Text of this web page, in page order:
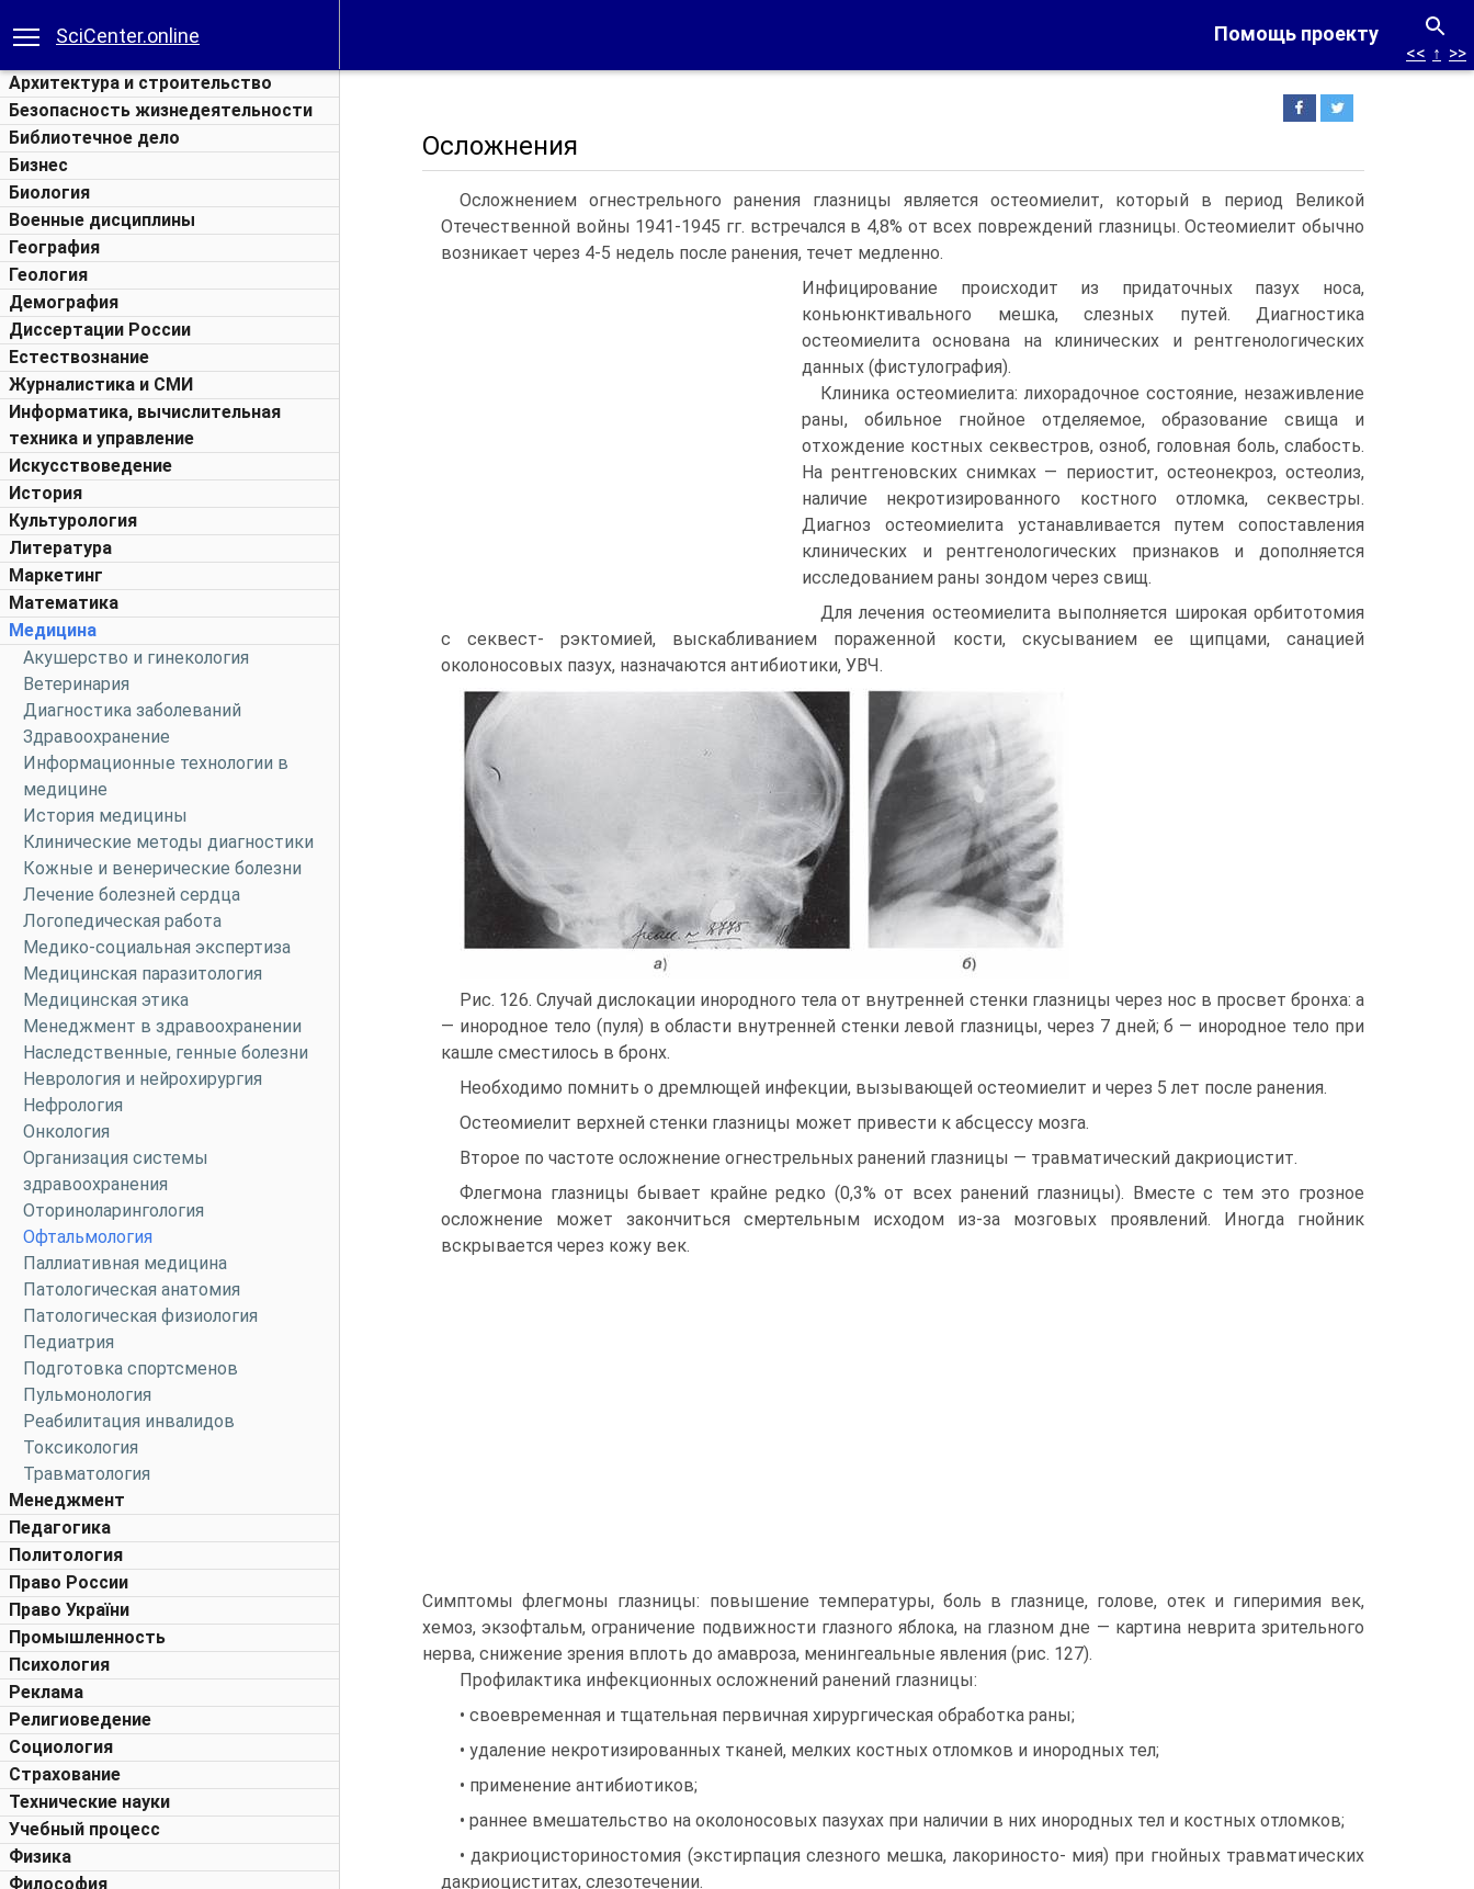
Помощь проекту
SciCenter.online
Архитектура и строительство
Безопасность жизнедеятельности
Библиотечное дело
Бизнес
Биология
Военные дисциплины
География
Геология
Демография
Диссертации России
Естествознание
Журналистика и СМИ
Информатика, вычислительная
техника и управление
Искусствоведение
История
Культурология
Литература
Маркетинг
Математика
Медицина
Акушерство и гинекология
Ветеринария
Диагностика заболеваний
Здравоохранение
Информационные технологии в
медицине
История медицины
Клинические методы диагностики
Кожные и венерические болезни
Лечение болезней сердца
Логопедическая работа
Медико-социальная экспертиза
Медицинская паразитология
Медицинская этика
Менеджмент в здравоохранении
Наследственные, генные болезни
Неврология и нейрохирургия
Нефрология
Онкология
Организация системы
здравоохранения
Оториноларингология
Офтальмология
Паллиативная медицина
Патологическая анатомия
Патологическая физиология
Педиатрия
Подготовка спортсменов
Пульмонология
Реабилитация инвалидов
Токсикология
Травматология
Менеджмент
Педагогика
Политология
Право России
Право України
Промышленность
Психология
Реклама
Религиоведение
Социология
Страхование
Технические науки
Учебный процесс
Физика
Философия
<< ↑ >>
Осложнения
Осложнением огнестрельного ранения глазницы является остеомиелит, который в период Великой
Отечественной войны 1941-1945 гг. встречался в 4,8% от всех повреждений глазницы. Остеомиелит обычно
возникает через 4-5 недель после ранения, течет медленно.
Инфицирование происходит из придаточных пазух носа,
коньюнктивального мешка, слезных путей. Диагностика
остеомиелита основана на клинических и рентгенологических
данных (фистулография).
Клиника остеомиелита: лихорадочное состояние, незаживление
раны, обильное гнойное отделяемое, образование свища и
отхождение костных секвестров, озноб, головная боль, слабость.
На рентгеновских снимках — периостит, остеонекроз, остеолиз,
наличие некротизированного костного отломка, секвестры.
Диагноз остеомиелита устанавливается путем сопоставления
клинических и рентгенологических признаков и дополняется
исследованием раны зондом через свищ.
Для лечения остеомиелита выполняется широкая орбитотомия
с секвест- рэктомией, выскабливанием пораженной кости, скусыванием ее щипцами, санацией
околоносовых пазух, назначаются антибиотики, УВЧ.
Рис. 126. Случай дислокации инородного тела от внутренней стенки глазницы через нос в просвет бронха: а
— инородное тело (пуля) в области внутренней стенки левой глазницы, через 7 дней; б — инородное тело при
кашле сместилось в бронх.
Необходимо помнить о дремлющей инфекции, вызывающей остеомиелит и через 5 лет после ранения.
Остеомиелит верхней стенки глазницы может привести к абсцессу мозга.
Второе по частоте осложнение огнестрельных ранений глазницы — травматический дакриоцистит.
Флегмона глазницы бывает крайне редко (0,3% от всех ранений глазницы). Вместе с тем это грозное
осложнение может закончиться смертельным исходом из-за мозговых проявлений. Иногда гнойник
вскрывается через кожу век.
Симптомы флегмоны глазницы: повышение температуры, боль в глазнице, голове, отек и гиперимия век,
хемоз, экзофтальм, ограничение подвижности глазного яблока, на глазном дне — картина неврита зрительного
нерва, снижение зрения вплоть до амавроза, менингеальные явления (рис. 127).
Профилактика инфекционных осложнений ранений глазницы:
• своевременная и тщательная первичная хирургическая обработка раны;
• удаление некротизированных тканей, мелких костных отломков и инородных тел;
• применение антибиотиков;
• раннее вмешательство на околоносовых пазухах при наличии в них инородных тел и костных отломков;
• дакриоцисториностомия (экстирпация слезного мешка, лакориносто- мия) при гнойных травматических
дакриоциститах, слезотечении.